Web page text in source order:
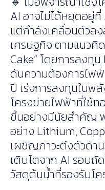
AI อาจไม่ได้หยุดอยู่
แต่กำลังเคลื่อนตัวล
เศรษฐกิจ ตามแนวคิ
Cake” โดยการลงทุ
ดันความต้องการไฟฟ้
ปี เร่งการลงทุนในพ
โครงข่ายไฟฟ้าที่ใช้
ขึ้นอย่างมีนัยสำคัญ
อย่าง Lithium,
เผชิญภาวะตึงตัวด้า
เติบโตจาก AI รอบถั
วัสดุต้นน้ำที่รองรับโ